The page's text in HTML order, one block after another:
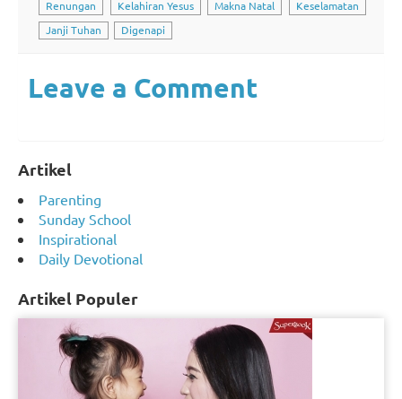
Renungan Kelahiran Yesus Makna Natal
Keselamatan
Janji Tuhan
Digenapi
Leave a Comment
Artikel
Parenting
Sunday School
Inspirational
Daily Devotional
Artikel Populer